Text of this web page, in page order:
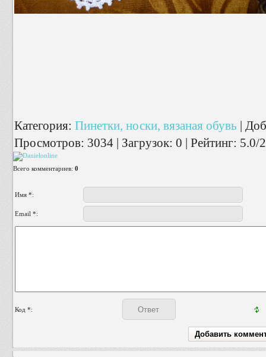
Категория: Пинетки, носки, вязаная обувь |
Просмотров: 3034 | Загрузок: 0 | Рейтинг: 5.0/2
Всего комментариев: 0
Имя *:
Email *:
Код *: